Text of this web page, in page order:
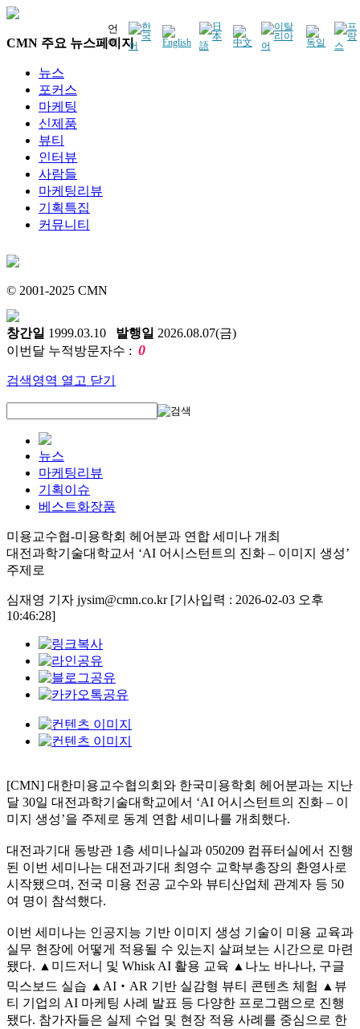
언
어
CMN 주요 뉴스페이지
뉴스
포커스
마케팅
신제품
뷰티
인터뷰
사람들
마케팅리뷰
기획특집
커뮤니티
© 2001-2025 CMN
창간일 1999.03.10 발행일 2026.08.07(금)
이번달 누적방문자수 : 0
검색영역 열고 닫기
뉴스
마케팅리뷰
기획이슈
베스트화장품
미용교수협-미용학회 헤어분과 연합 세미나 개최
대전과학기술대학교서 ‘AI 어시스턴트의 진화 – 이미지 생성’
주제로
심재영 기자 jysim@cmn.co.kr [기사입력 : 2026-02-03 오후
10:46:28]
[CMN] 대한미용교수협의회와 한국미용학회 헤어분과는 지난
달 30일 대전과학기술대학교에서 ‘AI 어시스턴트의 진화 – 이
미지 생성’을 주제로 동계 연합 세미나를 개최했다.
대전과기대 동방관 1층 세미나실과 050209 컴퓨터실에서 진행
된 이번 세미나는 대전과기대 최영수 교학부총장의 환영사로
시작됐으며, 전국 미용 전공 교수와 뷰티산업체 관계자 등 50
여 명이 참석했다.
이번 세미나는 인공지능 기반 이미지 생성 기술이 미용 교육과
실무 현장에 어떻게 적용될 수 있는지 살펴보는 시간으로 마련
됐다. ▲미드저니 및 Whisk AI 활용 교육 ▲나노 바나나, 구글
믹스보드 실습 ▲AI‧AR 기반 실감형 뷰티 콘텐츠 체험 ▲뷰
티 기업의 AI 마케팅 사례 발표 등 다양한 프로그램으로 진행
됐다. 참가자들은 실제 수업 및 현장 적용 사례를 중심으로 한